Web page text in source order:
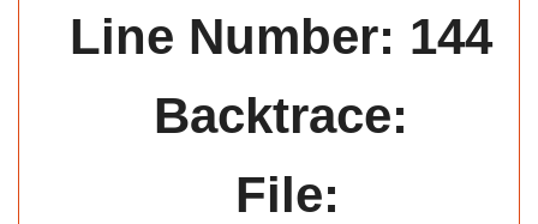
Line Number: 144
Backtrace:
File: